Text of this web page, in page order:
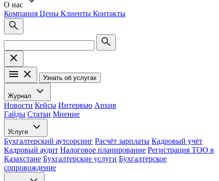
О нас
Компания Цены Клиенты Контакты
Узнать об услугах
Журнал
Новости Кейсы Интервью Архив
Гайды Статьи Мнение
Услуги
Бухгалтерский аутсорсинг Расчёт зарплаты Кадровый учёт
Кадровый аудит Налоговое планирование Регистрация ТОО в
Казахстане Бухгалтерские услуги Бухгалтерское
сопровождение